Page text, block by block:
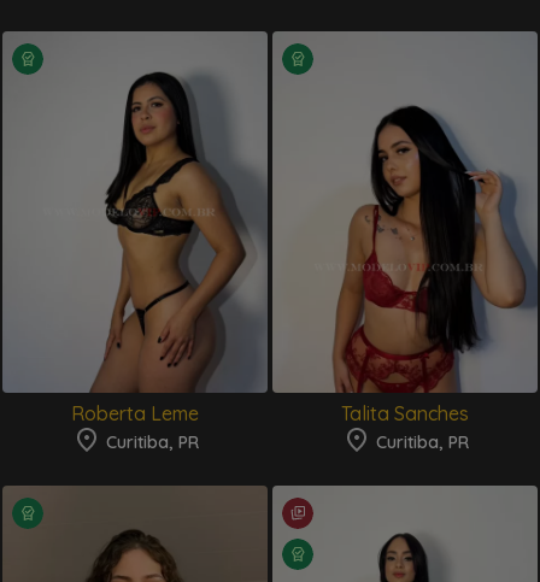
Roberta Leme
Curitiba, PR
Talita Sanches
Curitiba, PR